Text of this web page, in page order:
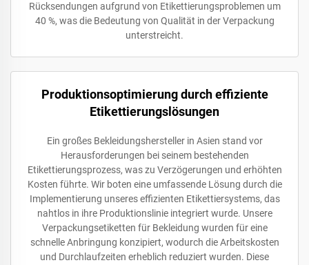
Rücksendungen aufgrund von Etikettierungsproblemen um
40 %, was die Bedeutung von Qualität in der Verpackung
unterstreicht.
Produktionsoptimierung durch effiziente
Etikettierungslösungen
Ein großes Bekleidungshersteller in Asien stand vor
Herausforderungen bei seinem bestehenden
Etikettierungsprozess, was zu Verzögerungen und erhöhten
Kosten führte. Wir boten eine umfassende Lösung durch die
Implementierung unseres effizienten Etikettiersystems, das
nahtlos in ihre Produktionslinie integriert wurde. Unsere
Verpackungsetiketten für Bekleidung wurden für eine
schnelle Anbringung konzipiert, wodurch die Arbeitskosten
und Durchlaufzeiten erheblich reduziert wurden. Diese